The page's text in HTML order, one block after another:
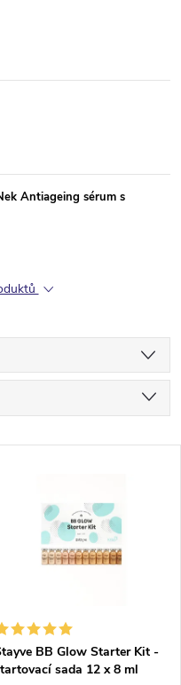
Antiageing sérum s
BB Glow Starter Kit -
sada 12 x 8 ml